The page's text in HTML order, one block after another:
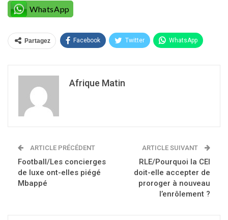
WhatsApp
Partagez Facebook Twitter WhatsApp
Afrique Matin
ARTICLE PRÉCÉDENT
Football/Les concierges
de luxe ont-elles piégé
Mbappé
ARTICLE SUIVANT
RLE/Pourquoi la CEI
doit-elle accepter de
proroger à nouveau
l’enrôlement ?